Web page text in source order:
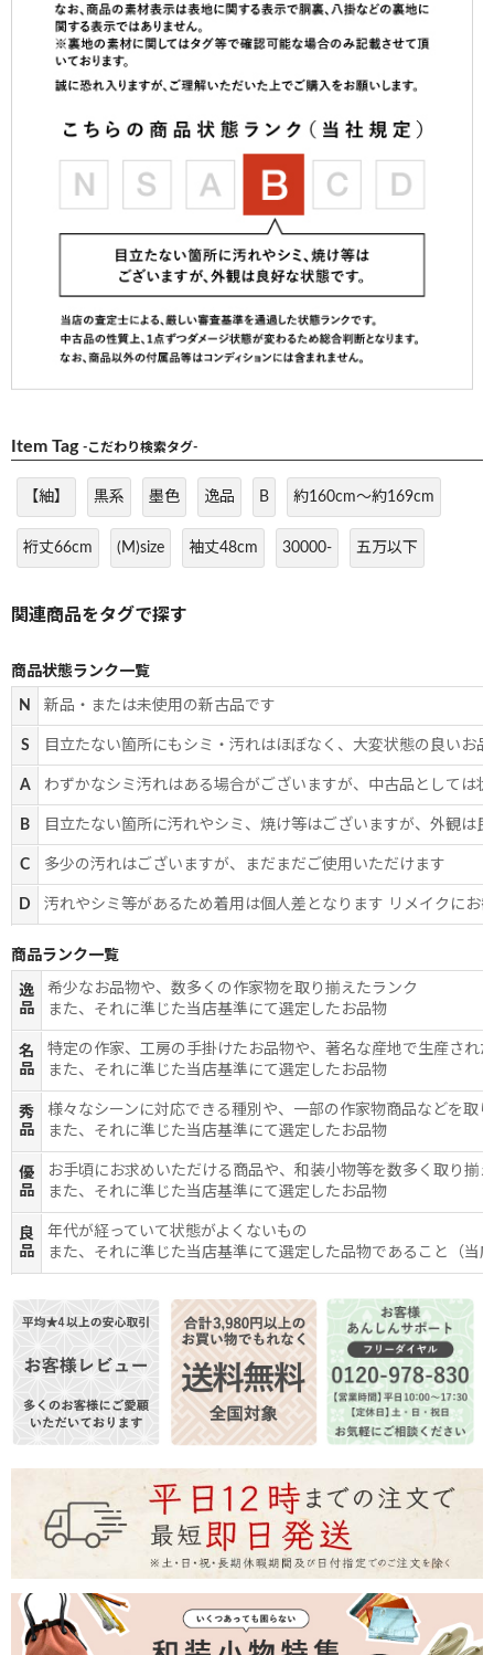
Item Tag -こだわり検索タグ-
【紬】 黒系 墨色 逸品 B 約160cm～約169cm
裄丈66cm (M)size 袖丈48cm 30000- 五万以下
商品状態ランク一覧
N 新品・または未使用の新古品です
S 目立たない箇所にもシミ・汚れはほぼなく、大変状態の良いお
A わずかなシミ汚れはある場合がございますが、中古品としては
B 目立たない箇所に汚れやシミ、焼け等はございますが、外観は
C 多少の汚れはございますが、まだまだご使用いただけます
D 汚れやシミ等があるため着用は個人差となります リメイクにお
商品ランク一覧
逸
品
希少なお品物や、数多くの作家物を取り揃えたランク
また、それに準じた当店基準にて選定したお品物
名
品
特定の作家、工房の手掛けたお品物や、著名な産地で生産され
また、それに準じた当店基準にて選定したお品物
秀
品
様々なシーンに対応できる種別や、一部の作家物商品などを取
また、それに準じた当店基準にて選定したお品物
優
品
お手頃にお求めいただける商品や、和装小物等を数多く取り揃
また、それに準じた当店基準にて選定したお品物
良
品
年代が経っていて状態がよくないもの
また、それに準じた当店基準にて選定した品物であること（当